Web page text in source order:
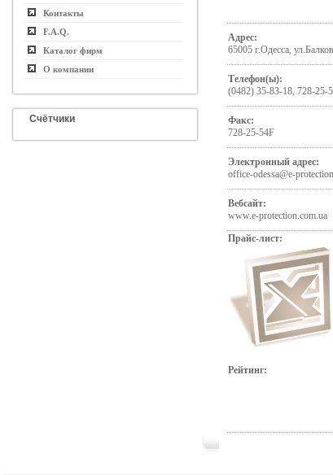
Контакты
F.A.Q.
Каталог фирм
О компании
Счётчики
Адрес:
65005 г.Одесса,
Телефон(ы):
(0482) 35-83-18, 728-25-
Факс:
728-25-54F
Электронный адрес:
office-odessa@e-
Вебсайт:
www.e-protection.com.ua
Прайс-лист:
Рейтинг: